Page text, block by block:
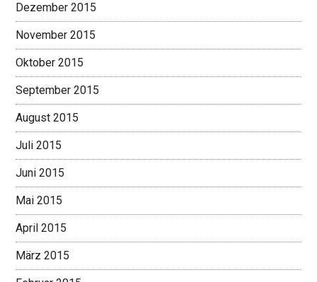
Dezember 2015
November 2015
Oktober 2015
September 2015
August 2015
Juli 2015
Juni 2015
Mai 2015
April 2015
März 2015